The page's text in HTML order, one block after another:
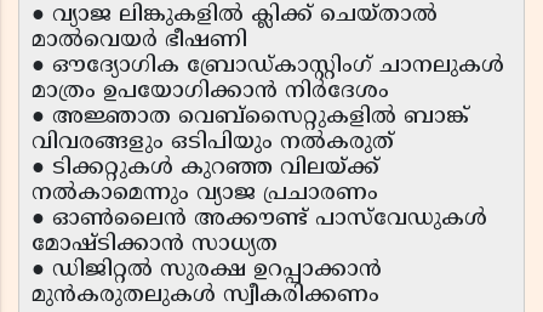
● വ്യാജ ലിങ്കുകളിൽ ക്ലിക്ക് ചെയ്താൽ
മാൽവെയർ ഭീഷണി
● ഔദ്യോഗിക ബ്രോഡ്കാസ്റ്റിംഗ് ചാനലുകൾ
മാത്രം ഉപയോഗിക്കാൻ നിർദേശം
● അജ്ഞാത വെബ്സൈറ്റുകളിൽ ബാങ്ക്
വിവരങ്ങളും ഒടിപിയും നൽകരുത്
● ടിക്കറ്റുകൾ കുറഞ്ഞ വിലയ്ക്ക്
നൽകാമെന്നും വ്യാജ പ്രചാരണം
● ഓൺലൈൻ അക്കൗണ്ട് പാസ്‌വേഡുകൾ
മോഷ്ടിക്കാൻ സാധ്യത
● ഡിജിറ്റൽ സുരക്ഷ ഉറപ്പാക്കാൻ
മുൻകരുതലുകൾ സ്വീകരിക്കണം